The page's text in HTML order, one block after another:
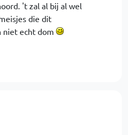
't zal al bij al wel
die dit
niet echt dom